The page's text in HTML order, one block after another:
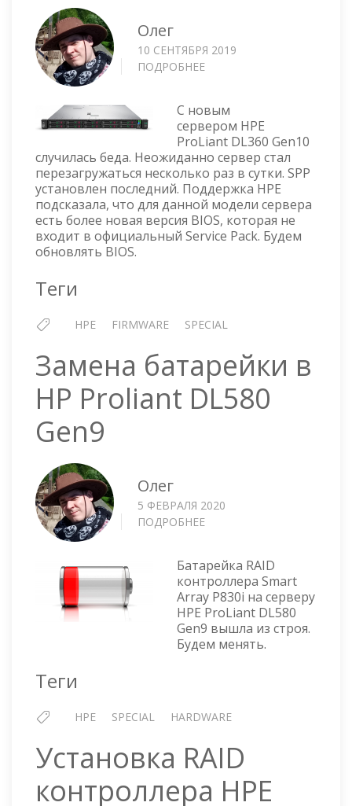
Олег
10 СЕНТЯБРЯ 2019
ПОДРОБНЕЕ
DL360
GEN10
—
ПРОШИВКА
BIOS
ЧЕРЕЗ
ILO:
U32
С новым
сервером HPE
ProLiant DL360 Gen10
случилась беда. Неожиданно сервер стал
перезагружаться несколько раз в сутки. SPP
установлен последний. Поддержка HPE
подсказала, что для данной модели сервера
есть более новая версия BIOS, которая не
входит в официальный Service Pack. Будем
обновлять BIOS.
Теги
HPE FIRMWARE SPECIAL
Замена батарейки в
HP Proliant DL580
Gen9
Олег
5 ФЕВРАЛЯ 2020
ПОДРОБНЕЕ
В
HP
PROLIANT
DL580
GEN9
Батарейка RAID
контроллера Smart
Array P830i на серверу
HPE ProLiant DL580
Gen9 вышла из строя.
Будем менять.
Теги
HPE SPECIAL HARDWARE
Установка RAID
контроллера HPE